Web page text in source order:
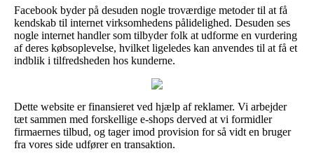
Facebook byder på desuden nogle troværdige metoder til at få
kendskab til internet virksomhedens pålidelighed. Desuden ses
nogle internet handler som tilbyder folk at udforme en vurdering
af deres købsoplevelse, hvilket ligeledes kan anvendes til at få et
indblik i tilfredsheden hos kunderne.
Dette website er finansieret ved hjælp af reklamer. Vi arbejder
tæt sammen med forskellige e-shops derved at vi formidler
firmaernes tilbud, og tager imod provision for så vidt en bruger
fra vores side udfører en transaktion.